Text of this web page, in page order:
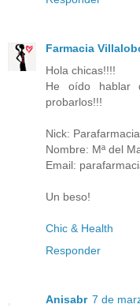
Farmacia
Hola chicas!!!!
He oído hablar
probarlos!!!
Nick:
Nombre: Mª del
Email:
Un beso!
Chic & Health
Responder
Anisabr 7 de